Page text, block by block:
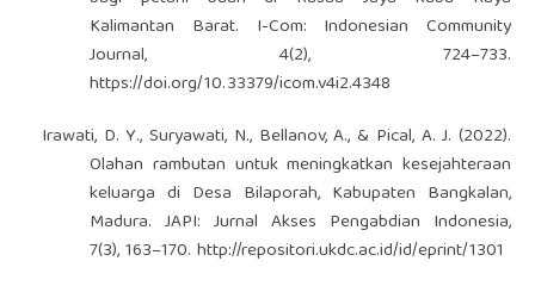
Kalimantan Barat. I-Com: Indonesian Community
Journal, 4(2), 724–733.
https://doi.org/10.33379/icom.v4i2.4348
Irawati, D. Y., Suryawati, N., Bellanov, A., & Pical, A. J. (2022).
Olahan rambutan untuk meningkatkan kesejahteraan
keluarga di Desa Bilaporah, Kabupaten Bangkalan,
Madura. JAPI: Jurnal Akses Pengabdian Indonesia,
7(3), 163–170.http://repositori.ukdc.ac.id/id/eprint/1301